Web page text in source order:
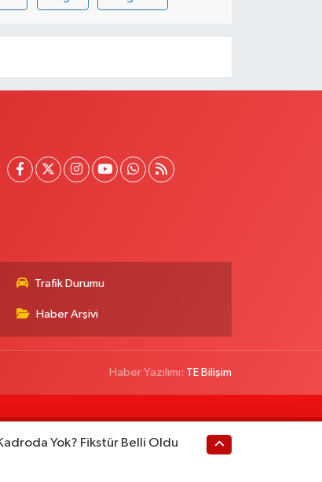
Trafik Durumu
Haber Arşivi
Haber Yazılımı: TE Bilişim
Yok? Fikstür Belli Oldu